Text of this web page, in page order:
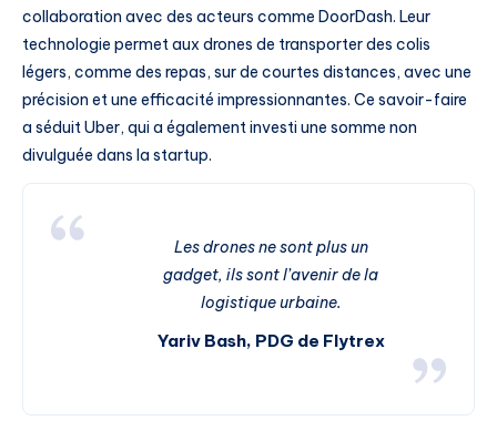
collaboration avec des acteurs comme DoorDash. Leur
technologie permet aux drones de transporter des colis
légers, comme des repas, sur de courtes distances, avec une
précision et une efficacité impressionnantes. Ce savoir-faire
a séduit Uber, qui a également investi une somme non
divulguée dans la startup.
Les drones ne sont plus un
gadget, ils sont l’avenir de la
logistique urbaine.
Yariv Bash, PDG de Flytrex